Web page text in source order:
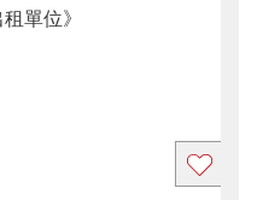
單位》